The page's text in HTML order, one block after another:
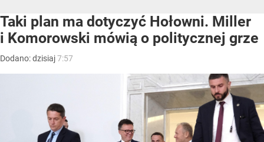
Taki plan ma dotyczyć Hołowni. Miller
i Komorowski mówią o politycznej grze
Dodano:dzisiaj7:57